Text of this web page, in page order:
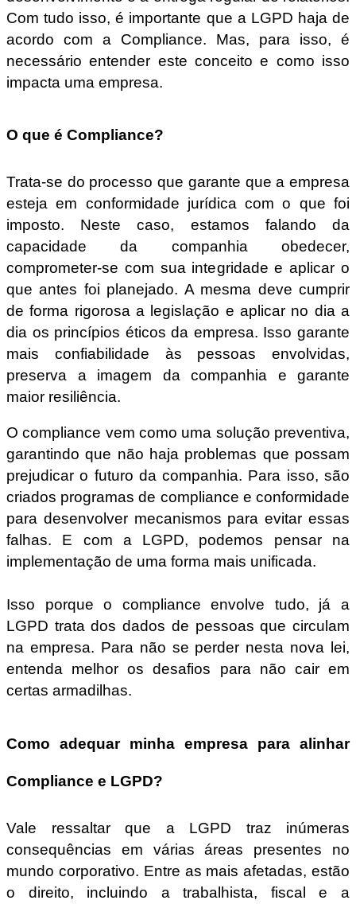
Com tudo isso, é importante que a LGPD haja de
acordo com a Compliance. Mas, para isso, é
necessário entender este conceito e como isso
impacta uma empresa.
O que é Compliance?
Trata-se do processo que garante que a empresa
esteja em conformidade jurídica com o que foi
imposto. Neste caso, estamos falando da
capacidade da companhia obedecer,
comprometer-se com sua integridade e aplicar o
que antes foi planejado. A mesma deve cumprir
de forma rigorosa a legislação e aplicar no dia a
dia os princípios éticos da empresa. Isso garante
mais confiabilidade às pessoas envolvidas,
preserva a imagem da companhia e garante
maior resiliência.
O compliance vem como uma solução preventiva,
garantindo que não haja problemas que possam
prejudicar o futuro da companhia. Para isso, são
criados programas de compliance e conformidade
para desenvolver mecanismos para evitar essas
falhas. E com a LGPD, podemos pensar na
implementação de uma forma mais unificada.
Isso porque o compliance envolve tudo, já a
LGPD trata dos dados de pessoas que circulam
na empresa. Para não se perder nesta nova lei,
entenda melhor os desafios para não cair em
certas armadilhas.
Como adequar minha empresa para alinhar
Compliance e LGPD?
Vale ressaltar que a LGPD traz inúmeras
consequências em várias áreas presentes no
mundo corporativo. Entre as mais afetadas, estão
o direito, incluindo a trabalhista, fiscal e a